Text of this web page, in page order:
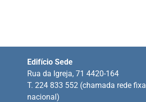
Edifício Sede
Rua da Igreja, 71 4420-164
T. 224 833 552 (chamada rede fixa
nacional)